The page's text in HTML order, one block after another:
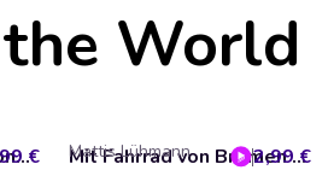
World
Mit Fahrrad durch Corona-Europa€ Mit Fahrrad von Bremen ans Nordkapp
Mattis Lühmann 2,99 €